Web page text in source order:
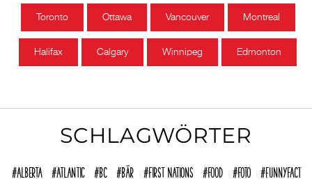
Toronto Ottawa Vancouver Montreal
Halifax Calgary Winnipeg Edmonton
SCHLAGWÖRTER
Alberta Atlantic BC Bär First Nations Food Foto
funnyFACT